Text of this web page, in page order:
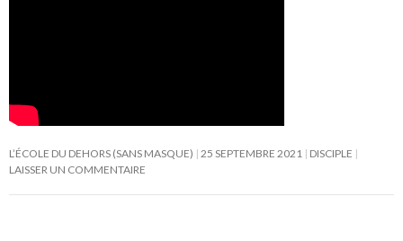
L’ÉCOLE DU DEHORS (SANS MASQUE) 25 SEPTEMBRE 2021 DISCIPLE
LAISSER UN COMMENTAIRE